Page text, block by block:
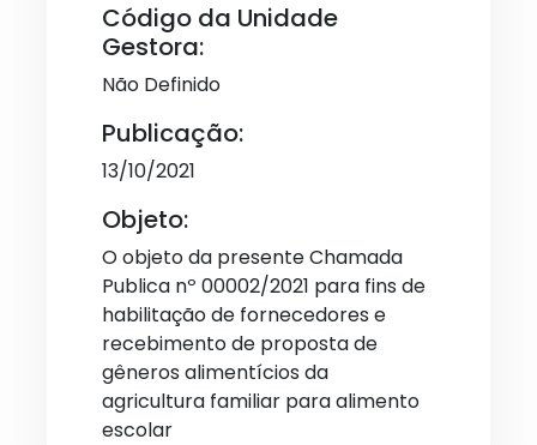
Código da Unidade
Gestora:
Não Definido
Publicação:
13/10/2021
Objeto:
O objeto da presente Chamada
Publica nº 00002/2021 para fins de
habilitação de fornecedores e
recebimento de proposta de
gêneros alimentícios da
agricultura familiar para alimento
escolar